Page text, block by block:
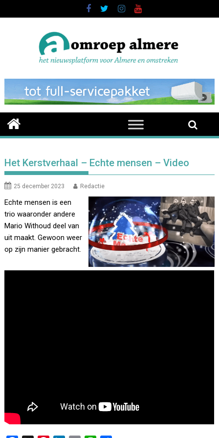
to
Het Kerstverhaal – Echte mensen – Video
25 december 2023 Redactie
Echte mensen is een
trio waaronder andere
Mario Withoud deel van
uit maakt. Gewoon weer
op zijn manier gebracht.